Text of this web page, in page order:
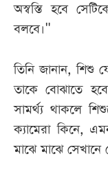
অস্বস্তি হবে
বলবে।"
তিনি জানান, শিশু
তাকে বোঝাতে
সামর্থ্য থাকলে
ক্যামেরা কিনে,
মাঝে মাঝে সেখানে